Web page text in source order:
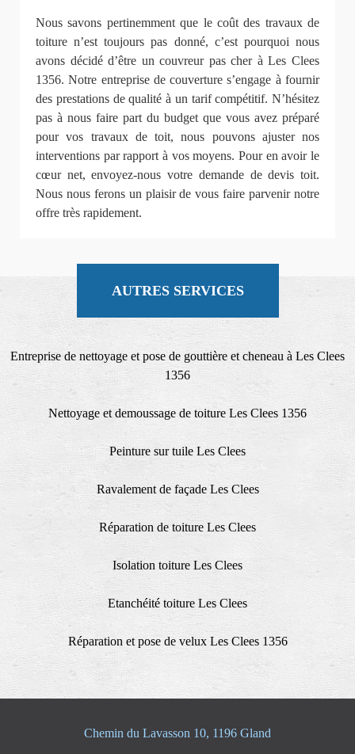
Nous savons pertinemment que le coût des travaux de
toiture n’est toujours pas donné, c’est pourquoi nous
avons décidé d’être un couvreur pas cher à Les Clees
1356. Notre entreprise de couverture s’engage à fournir
des prestations de qualité à un tarif compétitif. N’hésitez
pas à nous faire part du budget que vous avez préparé
pour vos travaux de toit, nous pouvons ajuster nos
interventions par rapport à vos moyens. Pour en avoir le
cœur net, envoyez-nous votre demande de devis toit.
Nous nous ferons un plaisir de vous faire parvenir notre
offre très rapidement.
AUTRES SERVICES
Entreprise de nettoyage et pose de gouttière et cheneau à Les Clees
1356
Nettoyage et demoussage de toiture Les Clees 1356
Peinture sur tuile Les Clees
Ravalement de façade Les Clees
Réparation de toiture Les Clees
Isolation toiture Les Clees
Etanchéité toiture Les Clees
Réparation et pose de velux Les Clees 1356
Chemin du Lavasson 10, 1196 Gland